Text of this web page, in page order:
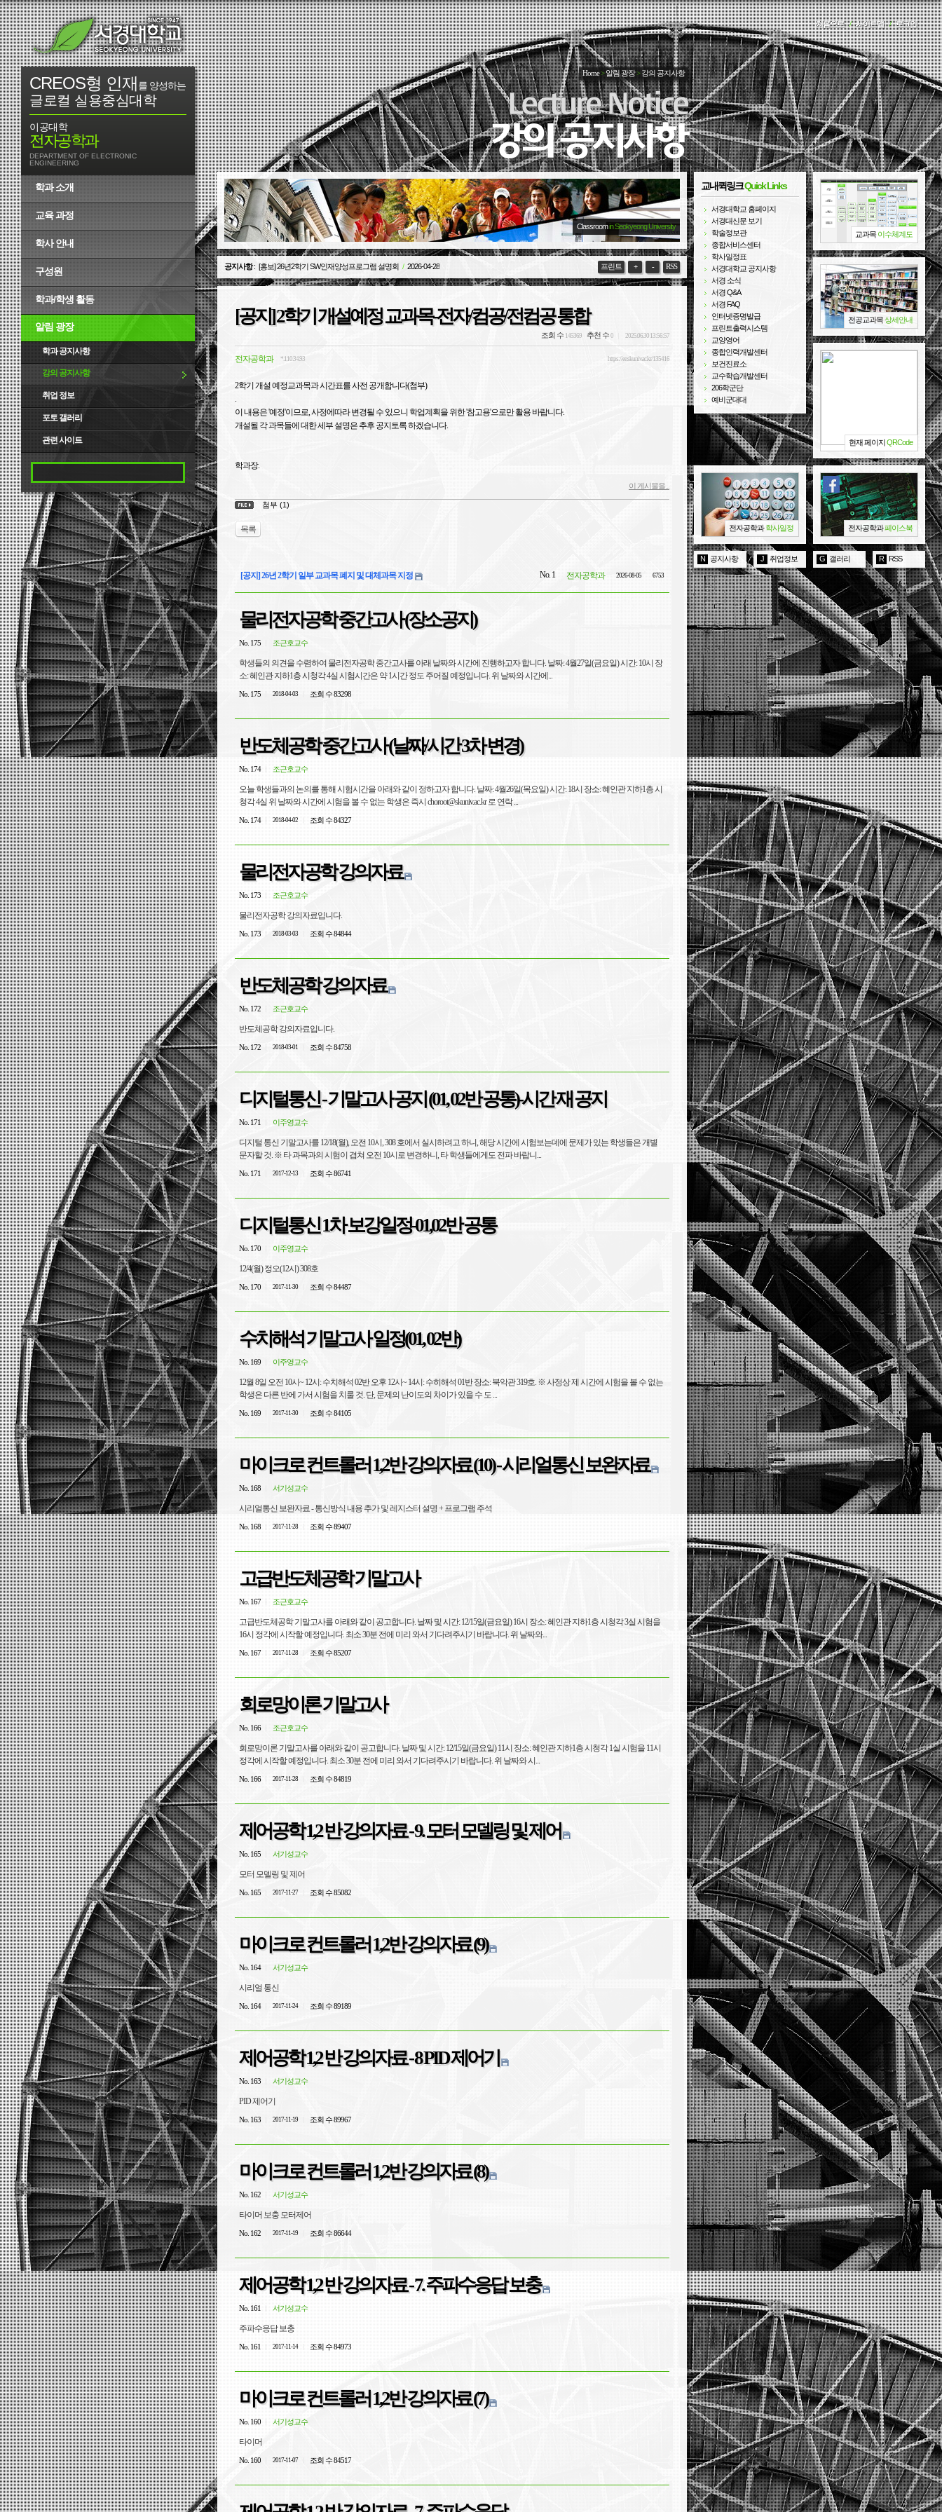
처음으로 / 사이트맵 / 로그인
CREOS형 인재 를 양성하는
글로컬 실용중심대학
이공대학
전자공학과
DEPARTMENT OF ELECTRONIC
ENGINEERING
학과 소개
교육 과정
학사 안내
구성원
학과/학생 활동
알림 광장
학과 공지사항
강의 공지사항
취업 정보
포토 갤러리
관련 사이트
Home> 알림 광장> 강의 공지사항
Classroomin Seokyeong University
공지사항: [공지] 방학기간 중 학과장 업무 알림 / 2025-12-29 RSS
-
+
프린트
[공지] 2학기 개설예정 교과목-전자/컴공/전컴공 통합
조회 수 145369 추천 수0 2025.06.30 13:56:57
전자공학과 *.110.34.93 https://ee.skuniv.ac.kr/135416
2학기 개설 예정교과목과 시간표를 사전 공개합니다(첨부)
.
이 내용은 '예정'이므로, 사정에따라 변경될 수 있으니 학업계획을 위한 '참고용'으로만 활용 바랍니다.
개설될 각 과목들에 대한 세부 설명은 추후 공지토록 하겠습니다.
학과장.
이 게시물을...
첨부 (1)
목록
[공지] 26년 2학기 일부 교과목 폐지 및 대체과목 지정 No. 1 전자공학과 2026-08-05 6753
물리전자공학 중간고사 (장소공지)
No. 175 조근호교수
학생들의 의견을 수렴하여 물리전자공학 중간고사를 아래 날짜와 시간에 진행하고자 합니다. 날짜: 4월27일(금요일) 시간: 10시 장
소: 혜인관 지하1층 시청각 4실 시험시간은 약 1시간 정도 주어질 예정입니다. 위 날짜와 시간에...
No. 175 2018-04-03 조회 수 83298
반도체공학 중간고사 (날짜/시간 3차 변경)
No. 174 조근호교수
오늘 학생들과의 논의를 통해 시험시간을 아래와 같이 정하고자 합니다. 날짜: 4월26일(목요일) 시간: 18시 장소: 혜인관 지하1층 시
청각 4실 위 날짜와 시간에 시험을 볼 수 없는 학생은 즉시 choroot@skuniv.ac.kr 로 연락 ...
No. 174 2018-04-02 조회 수 84327
물리전자공학 강의자료
No. 173 조근호교수
물리전자공학 강의자료입니다.
No. 173 2018-03-03 조회 수 84844
반도체공학 강의자료
No. 172 조근호교수
반도체공학 강의자료입니다.
No. 172 2018-03-01 조회 수 84758
디지털통신 - 기말고사 공지 (01, 02반 공통)-시간 재 공지
No. 171 이주영교수
디지털 통신 기말고사를 12/18(월), 오전 10시, 308 호에서 실시하려고 하니, 해당 시간에 시험보는데에 문제가 있는 학생들은 개별
문자할 것. ※ 타 과목과의 시험이 겹쳐 오전 10시로 변경하니, 타 학생들에게도 전파 바랍니...
No. 171 2017-12-13 조회 수 86741
디지털통신 1차 보강일정-01,02반 공통
No. 170 이주영교수
12/4(월) 정오(12시) 308호
No. 170 2017-11-30 조회 수 84487
수치해석 기말고사 일정(01, 02반)
No. 169 이주영교수
12월 8일 오전 10시~ 12시: 수치해석 02반 오후 12시~ 14시: 수히해석 01반 장소: 북악관 319호. ※ 사정상 제 시간에 시험을 볼 수 없는
학생은 다른 반에 가서 시험을 치룰 것. 단, 문제의 난이도의 차이가 있을 수 도 ...
No. 169 2017-11-30 조회 수 84105
마이크로 컨트롤러 1,2반 강의자료 (10) - 시리얼통신 보완자료
No. 168 서기성교수
시리얼통신 보완자료 - 통신방식 내용 추가 및 레지스터 설명 + 프로그램 주석
No. 168 2017-11-28 조회 수 89407
고급반도체공학 기말고사
No. 167 조근호교수
고급반도체공학 기말고사를 아래와 같이 공고합니다. 날짜 및 시간: 12/15일(금요일) 16시 장소: 혜인관 지하1층 시청각 3실 시험을
16시 정각에 시작할 예정입니다. 최소 30분 전에 미리 와서 기다려주시기 바랍니다. 위 날짜와...
No. 167 2017-11-28 조회 수 85207
회로망이론 기말고사
No. 166 조근호교수
회로망이론 기말고사를 아래와 같이 공고합니다. 날짜 및 시간: 12/15일(금요일) 11시 장소: 혜인관 지하1층 시청각 1실 시험을 11시
정각에 시작할 예정입니다. 최소 30분 전에 미리 와서 기다려주시기 바랍니다. 위 날짜와 시...
No. 166 2017-11-28 조회 수 84819
제어공학 1,2 반 강의자료 - 9. 모터 모델링 및 제어
No. 165 서기성교수
모터 모델링 및 제어
No. 165 2017-11-27 조회 수 85082
마이크로 컨트롤러 1,2반 강의자료 (9)
No. 164 서기성교수
시리얼 통신
No. 164 2017-11-24 조회 수 89189
제어공학 1,2 반 강의자료 - 8 PID 제어기
No. 163 서기성교수
PID 제어기
No. 163 2017-11-19 조회 수 89967
마이크로 컨트롤러 1,2반 강의자료 (8)
No. 162 서기성교수
타이머 보충 모터제어
No. 162 2017-11-19 조회 수 86644
제어공학 1,2 반 강의자료 - 7. 주파수응답 보충
No. 161 서기성교수
주파수응답 보충
No. 161 2017-11-14 조회 수 84973
마이크로 컨트롤러 1,2반 강의자료 (7)
No. 160 서기성교수
타이머
No. 160 2017-11-07 조회 수 84517
교내퀵링크Quick Links
서경대학교 홈페이지
서경대신문 보기
학술정보관
종합서비스센터
학사일정표
서경대학교 공지사항
서경 소식
서경 Q&A
서경 FAQ
인터넷증명발급
프린트출력시스템
교양영어
종합인력개발센터
보건진료소
교수학습개발센터
206학군단
예비군대대
교과목 이수체계도
전공교과목상세안내
현재 페이지QRCode
전자공학과학사일정 전자공학과페이스북
N 공지사항 J 취업정보 G 갤러리 R RSS